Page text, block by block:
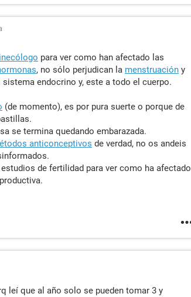
para ver como han afectado las
, no sólo perjudican la menstruación y
endocrino y, este a todo el cuerpo.
(de momento), es por pura suerte o porque de
se termina quedando embarazada.
anticonceptivos de verdad, no os andeis
de fertilidad para ver como ha afectado
leí que al año solo se pueden tomar 3 y